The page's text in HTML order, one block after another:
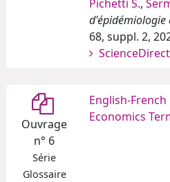
Pichetti S.,
d'épidémiologie
68, suppl. 2,
ScienceDirect
Ouvrage
n° 6
Série
Glossaire
English-
Economics